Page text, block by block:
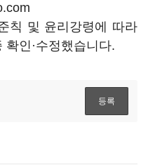
칙 및 윤리강령에 따라
인·수정했습니다.